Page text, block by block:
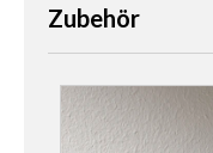
Zubehör